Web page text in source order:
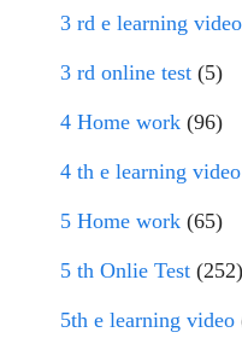
3 rd e learning video
3 rd online test (5)
4 Home work (96)
4 th e learning video
5 Home work (65)
5 th Onlie Test (252)
5th e learning video